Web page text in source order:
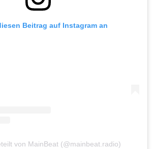
Beitrag auf Instagram an
von MainBeat (@mainbeat.radio)